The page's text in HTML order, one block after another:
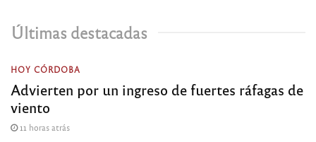
Últimas destacadas
HOY CÓRDOBA
Advierten por un ingreso de fuertes ráfagas de
viento
11 horas atrás